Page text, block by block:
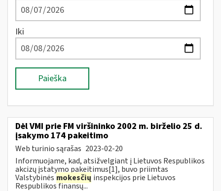
Iki
Paieška
Dėl VMI prie FM viršininko 2002 m. birželio 25 d.
įsakymo 174 pakeitimo
Web turinio sąrašas 2023-02-20
Informuojame, kad, atsižvelgiant į Lietuvos Respublikos
akcizų įstatymo pakeitimus[1], buvo priimtas
Valstybinės mokesčių inspekcijos prie Lietuvos
Respublikos finansų...